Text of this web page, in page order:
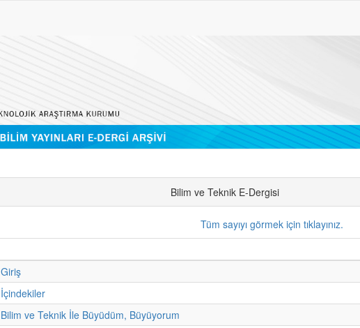
Bilim ve Teknik E-Dergisi
Tüm sayıyı görmek için tıklayınız.
Giriş
İçindekiler
Bilim ve Teknik İle Büyüdüm, Büyüyorum